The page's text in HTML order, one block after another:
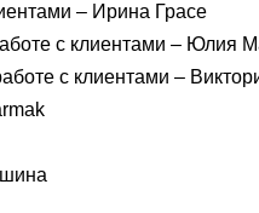
– Ирина Грасе
с клиентами – Юлия
с клиентами –